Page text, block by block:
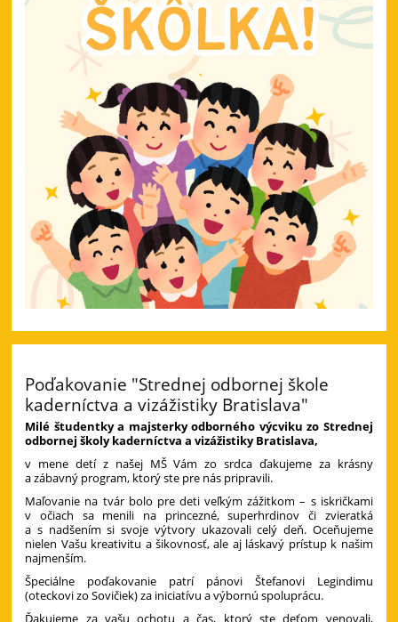
Poďakovanie "Strednej odbornej škole
kaderníctva a vizážistiky Bratislava"
Milé študentky a majsterky odborného výcviku zo Strednej
odbornej školy kaderníctva a vizážistiky Bratislava,
v mene detí z našej MŠ Vám zo srdca ďakujeme za krásny
a zábavný program, ktorý ste pre nás pripravili.
Maľovanie na tvár bolo pre deti veľkým zážitkom – s iskričkami
v očiach sa menili na princezné, superhrdinov či zvieratká
a s nadšením si svoje výtvory ukazovali celý deň. Oceňujeme
nielen Vašu kreativitu a šikovnosť, ale aj láskavý prístup k našim
najmenším.
Špeciálne poďakovanie patrí pánovi Štefanovi Legindimu
(oteckovi zo Sovičiek) za iniciatívu a výbornú spoluprácu.
Ďakujeme za vašu ochotu a čas, ktorý ste deťom venovali,